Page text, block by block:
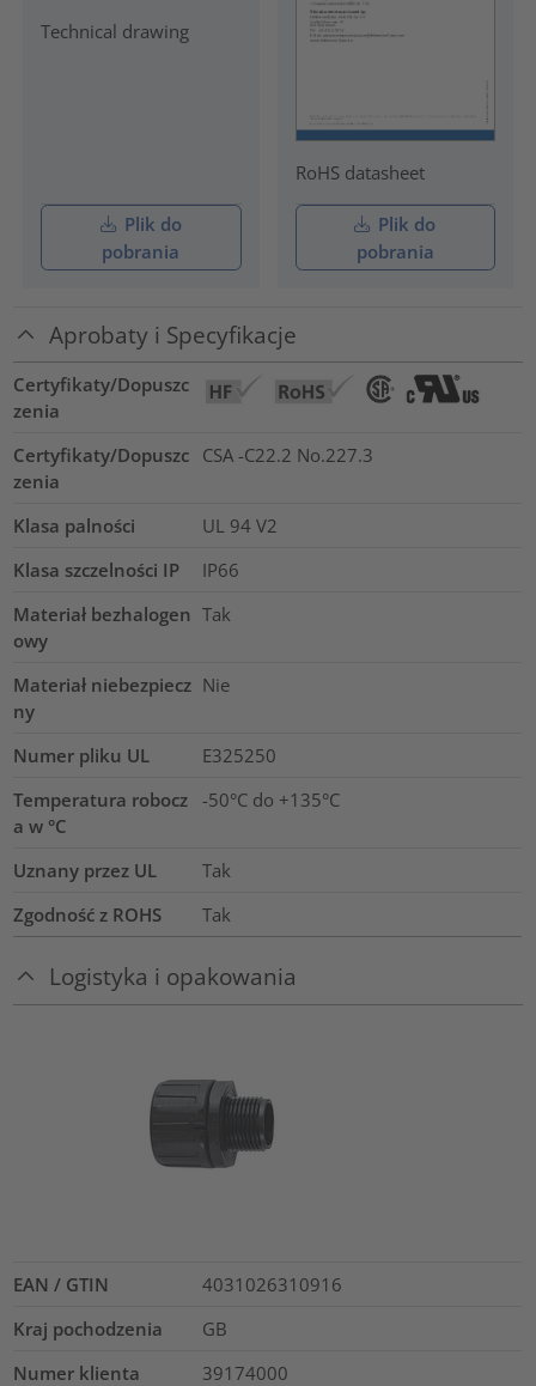
Technical drawing
Plik do
pobrania
RoHS datasheet
Plik do
pobrania
Aprobaty i Specyfikacje
Certyfikaty/Dopuszc
zenia
Certyfikaty/Dopuszc
zenia
CSA -C22.2 No.227.3
Klasa palności
UL 94 V2
Klasa szczelności IP
IP66
Materiał bezhalogen
owy
Tak
Materiał niebezpiecz
ny
Nie
Numer pliku UL
E325250
Temperatura robocz
a w °C
-50°C do +135°C
Uznany przez UL
Tak
Zgodność z ROHS
Tak
Logistyka i opakowania
EAN / GTIN
4031026310916
Kraj pochodzenia
GB
Numer klienta
39174000